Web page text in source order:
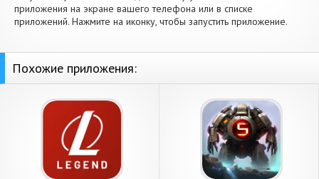
приложения на экране вашего телефона или в списке
приложений. Нажмите на иконку, чтобы запустить приложение.
Похожие приложения: